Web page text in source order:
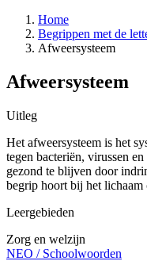
Home
Begrippen met de
Afweersysteem
Afweersysteem
Uitleg
Het afweersysteem is het
tegen bacteriën, virussen
gezond te blijven door
begrip hoort bij het lichaam
Leergebieden
Zorg en welzijn
NEO / Schoolwoorden